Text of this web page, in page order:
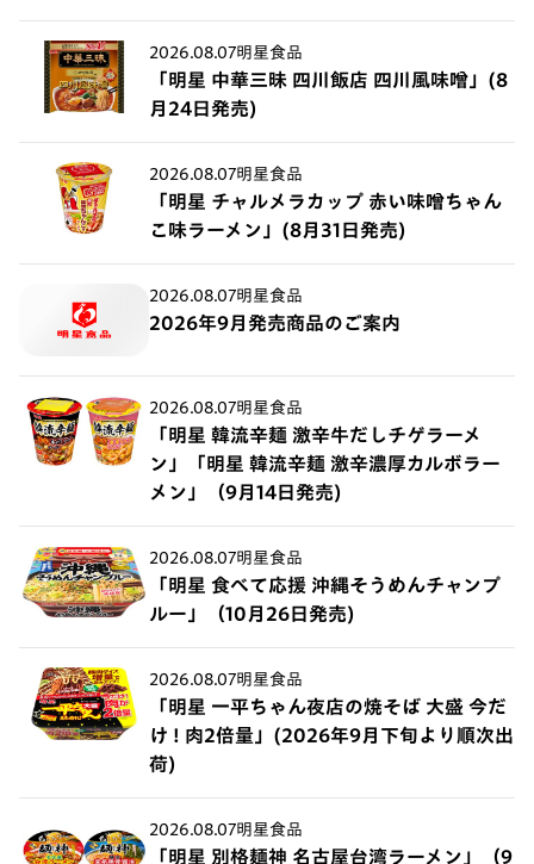
2026.08.07明星食品
「明星 中華三昧 四川飯店 四川風味噌」(8
月24日発売)
2026.08.07明星食品
「明星 チャルメラカップ 赤い味噌ちゃん
こ味ラーメン」(8月31日発売)
2026.08.07明星食品
2026年9月発売商品のご案内
2026.08.07明星食品
「明星 韓流辛麺 激辛牛だしチゲラーメ
ン」「明星 韓流辛麺 激辛濃厚カルボラー
メン」（9月14日発売)
2026.08.07明星食品
「明星 食べて応援 沖縄そうめんチャンプ
ルー」（10月26日発売)
2026.08.07明星食品
「明星 一平ちゃん夜店の焼そば 大盛 今だ
け ! 肉2倍量」(2026年9月下旬より順次出
荷)
2026.08.07明星食品
「明星 別格麺神 名古屋台湾ラーメン」（9